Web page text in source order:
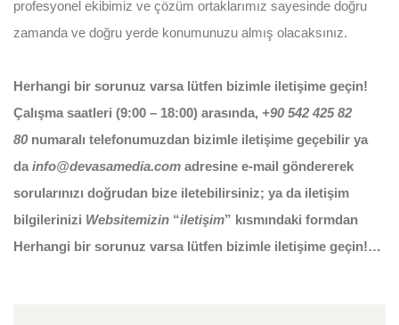
profesyonel ekibimiz ve çözüm ortaklarımız sayesinde doğru
zamanda ve doğru yerde konumunuzu almış olacaksınız.
Herhangi bir sorunuz varsa lütfen bizimle iletişime geçin!
Çalışma saatleri (9:00 – 18:00) arasında, +90 542 425 82
80numaralı telefonumuzdan bizimle iletişime geçebilir ya
da info@devasamedia.com adresine e-mail göndererek
sorularınızı doğrudan bize iletebilirsiniz; ya da iletişim
bilgilerinizi Websitemizin “iletişim” kısmındaki formdan
Herhangi bir sorunuz varsa lütfen bizimle iletişime geçin!…